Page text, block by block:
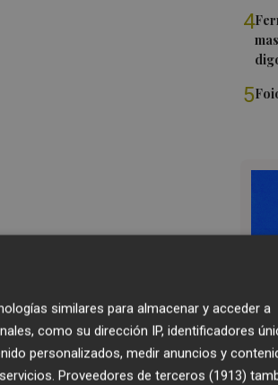
4
5
similares para almacenar y acceder a
como su dirección IP, identificadores
personalizados, medir anuncios y
Proveedores de terceros (1913)